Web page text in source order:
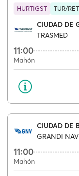
HURTIGST TUR/
CIUDAD DE
TRASMED
11:00
Mahón
CIUDAD DE
GRANDI
11:00
Mahón